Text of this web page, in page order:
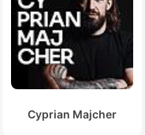
Cyprian Majcher